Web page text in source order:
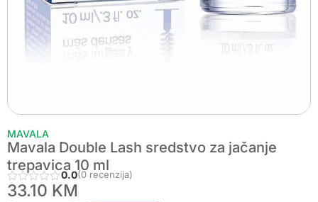
MAVALA
Mavala Double Lash sredstvo za jačanje
trepavica 10 ml
0.0(0 recenzija)
33.10 KM